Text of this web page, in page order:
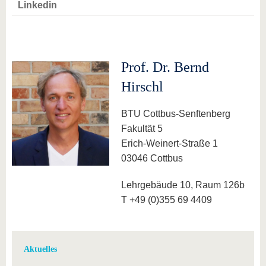
Linkedin
Prof. Dr. Bernd
Hirschl
BTU Cottbus-Senftenberg
Fakultät 5
Erich-Weinert-Straße 1
03046 Cottbus
Lehrgebäude 10, Raum 126b
T +49 (0)355 69 4409
Aktuelles